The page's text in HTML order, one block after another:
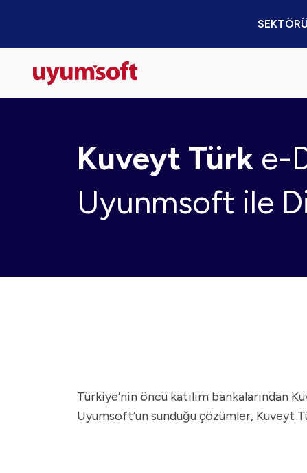
Kuveyt Türk e-
Uyunmsoft ile
Türkiye’nin öncü katılım
Uyumsoft’un sunduğu çözümler, Kuveyt